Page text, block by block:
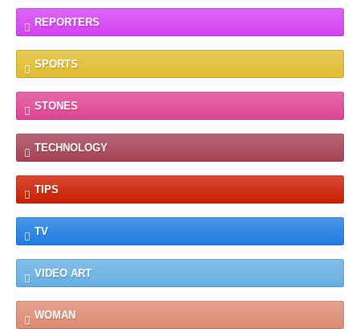
REPORTERS
SPORTS
STONES
TECHNOLOGY
TIPS
TV
VIDEO ART
WOMAN